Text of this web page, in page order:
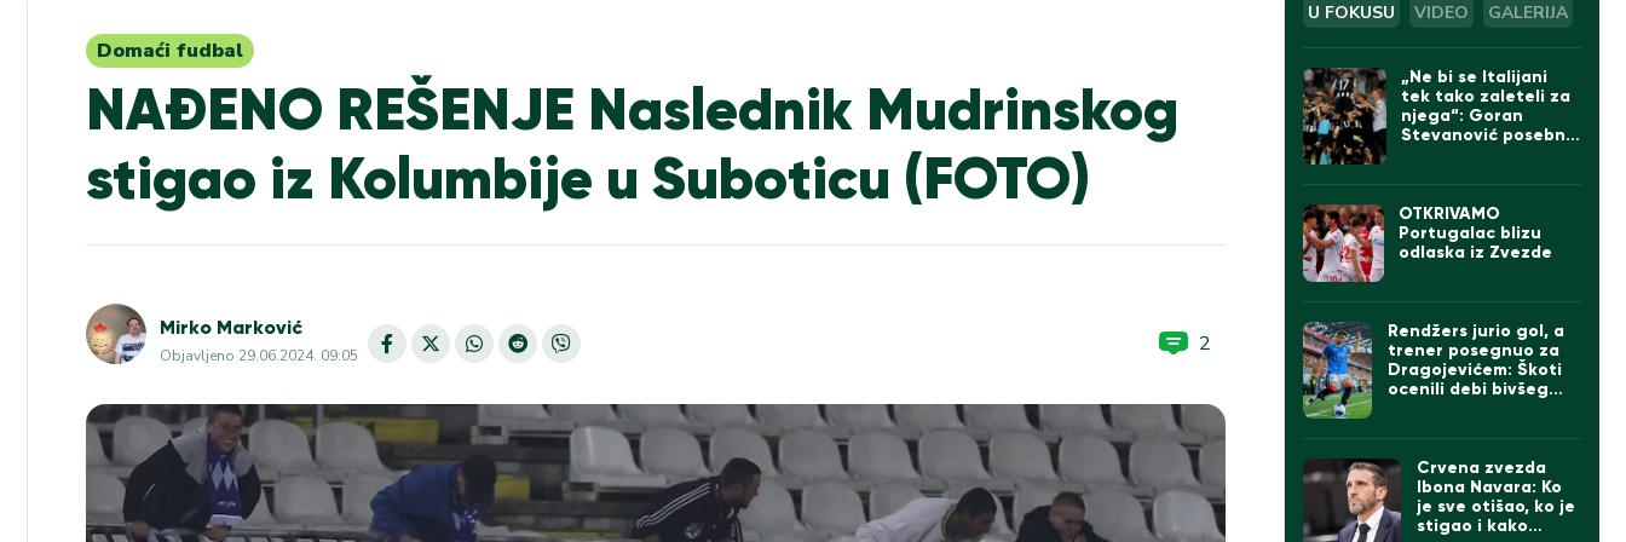
Domaći fudbal
NAĐENO REŠENJE Naslednik Mudrinskog
stigao iz Kolumbije u Suboticu (FOTO)
Mirko Marković
Objavljeno 29.06.2024. 09:05 2
U FOKUSU VIDEO GALERIJA
„Ne bi se Italijani
tek tako zaleteli za
njega“: Goran
Stevanović posebno
OTKRIVAMO
Portugalac blizu
odlaska iz Zvezde
Rendžers jurio gol, a
trener posegnuo za
Dragojevićem: Škoti
ocenili debi bivšeg
Crvena zvezda
Ibona Navara: Ko
je sve otišao, ko je
stigao i kako